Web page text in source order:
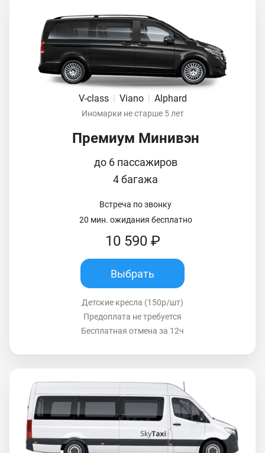
V-class Viano Alphard
Иномарки не старше 5 лет
Премиум Минивэн
до 6 пассажиров
4 багажа
Встреча по звонку
20 мин. ожидания бесплатно
10 590 ₽
Выбрать
Детские кресла (150р/шт)
Предоплата не требуется
Бесплатная отмена за 12ч